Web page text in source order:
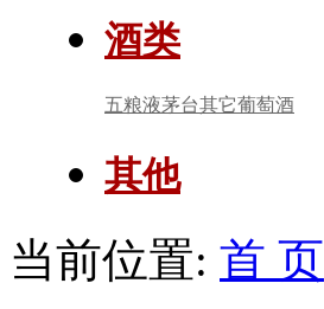
酒类
五粮液茅台其它葡萄酒
其他
当前位置: 首 页